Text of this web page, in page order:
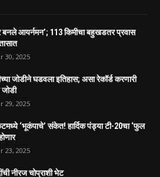
बनले आयर्नमन’; 113 किमीचा बहुखडतर प्रवास
30, 2025
जोडीने घडवला इतिहास; असा रेकॉर्ड करणारी
जोडी
29, 2025
‘भूकंपाचे’ संकेत! हार्दिक पंड्या टी-20चा ‘फुल
23, 2025
नीरज चोप्राशी भेट